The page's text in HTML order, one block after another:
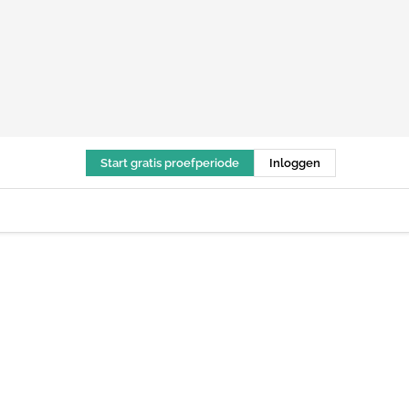
Start gratis proefperiode Inloggen